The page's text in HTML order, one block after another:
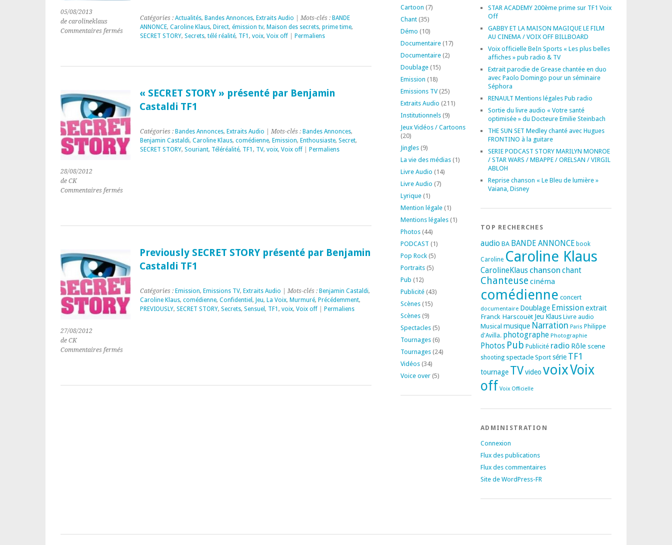
05/08/2013
de carolineklaus
Commentaires ferméssur
SECRET
présenté
Castaldi
TF1
Catégories : Actualités, Bandes Annonces, Extraits Audio | Mots-clés : BANDE
ANNONCE, Caroline Klaus, Direct, émission tv, Maison des secrets, prime time,
SECRET STORY, Secrets, télé réalité, TF1 , voix, Voix off| Permaliens
28/08/2012
de CK
Commentaires ferméssur
par
« SECRET STORY » présenté par Benjamin
Castaldi TF1
Catégories : Bandes Annonces, Extraits Audio | Mots-clés : Bandes Annonces,
Benjamin Castaldi, Caroline Klaus, comédienne, Emission, Enthousiaste, Secret,
SECRET STORY, Souriant, Téléréalité, TF1 , TV, voix, Voix off| Permaliens
27/08/2012
de CK
Commentaires ferméssur
présenté
Previously SECRET STORY présenté par Benjamin
Castaldi TF1
Catégories : Emission, Emissions TV, Extraits Audio | Mots-clés : Benjamin Castaldi,
Caroline Klaus, comédienne, Confidentiel , Jeu, La Voix, Murmuré, Précédemment,
PREVIOUSLY, SECRET STORY, Secrets, Sensuel , TF1 , voix, Voix off| Permaliens
Cartoon (7)
Chant(35)
Démo (10)
Documentaire(17)
Documentaire(2)
Doublage(15)
Emission (18)
Emissions TV(25)
Extraits Audio (211)
Institutionnels(9)
Jeux Vidéos / Cartoons
(20)
Jingles(9)
La vie des médias(1)
Livre Audio (14)
Livre Audio (7)
Lyrique(1)
Mention légale(1)
Mentions légales(1)
Photos(44)
PODCAST (1)
Pop Rock(5)
Portraits(5)
Pub (12)
Publicité(43)
Scènes(15)
Scènes(9)
Spectacles(5)
Tournages(6)
Tournages(24)
Vidéos(34)
Voice over(5)
STAR ACADEMY 200ème prime sur TF1 Voix
Off
GABBY ET LA MAISON MAGIQUE LE FILM
AU CINEMA / VOIX OFF BILLBOARD
Voix officielle BeIn Sports « Les plus belles
affiches » pub radio & TV
Extrait parodie de Grease chantée en duo
avec Paolo Domingo pour un séminaire
Séphora
RENAULT Mentions légales Pub radio
Sortie du livre audio « Votre santé
optimisée » du Docteure Emilie Steinbach
THE SUN SET Medley chanté avec Hugues
FRONTINO à la guitare
SERIE PODCAST STORY MARILYN MONROE
/ STAR WARS / MBAPPE / ORELSAN / VIRGIL
ABLOH
Reprise chanson « Le Bleu de lumière »
Vaiana, Disney
TOP RECHERCHES
audio BA BANDE ANNONCE book
Caroline Caroline Klaus
CarolineKlaus chanson chant
Chanteuse cinéma
comédienne concert
documentaire Doublage Emissionextrait
Franck Harscouët Jeu Klaus Livre audio
Musical musique Narration Paris Philippe
d'Avilla. photographe Photographie
Photos Pub Publicité radio Rôle scene
shooting spectacle Sport série TF1
tournage TVvideo voixVoix
off Voix Officielle
ADMINISTRATION
Connexion
Flux des publications
Flux des commentaires
Site de WordPress-FR